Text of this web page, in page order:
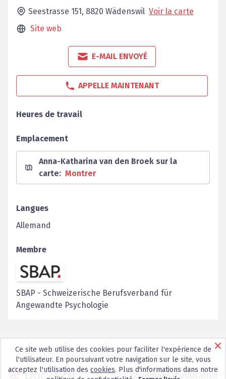
Seestrasse 151, 8820 Wädenswil Voir la carte
Site web
E-MAIL ENVOYÉ
APPELLE MAINTENANT
Heures de travail
Emplacement
Anna-Katharina van den Broek sur la
carte: Montrer
Langues
Allemand
Membre
SBAP - Schweizerische Berufsverband für
Angewandte Psychologie
Conditions d'utilisation
Ce site web utilise des cookies pour faciliter l'expérience de
l'utilisateur. En poursuivant votre navigation sur le site, vous
acceptez l'utilisation des cookies. Plus d'informations dans notre